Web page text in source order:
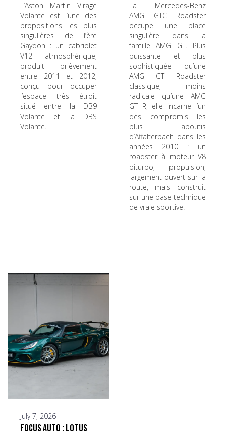
L’Aston Martin Virage
Volante est l’une des
propositions les plus
singulières de l’ère
Gaydon : un cabriolet
V12 atmosphérique,
produit brièvement
entre 2011 et 2012,
conçu pour occuper
l’espace très étroit
situé entre la DB9
Volante et la DBS
Volante.
La Mercedes-Benz
AMG GTC Roadster
occupe une place
singulière dans la
famille AMG GT. Plus
puissante et plus
sophistiquée qu’une
AMG GT Roadster
classique, moins
radicale qu’une AMG
GT R, elle incarne l’un
des compromis les
plus aboutis
d’Affalterbach dans les
années 2010 : un
roadster à moteur V8
biturbo, propulsion,
largement ouvert sur la
route, mais construit
sur une base technique
de vraie sportive.
July 7, 2026
Focus Auto : Lotus